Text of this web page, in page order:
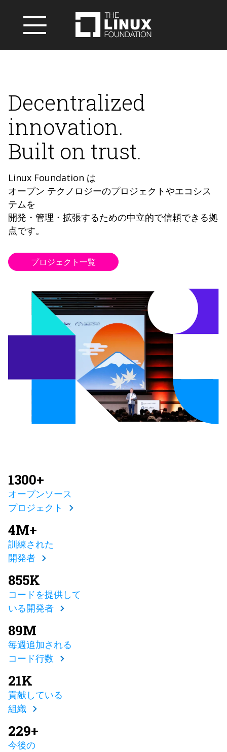
Decentralized
innovation.
Built on trust.
Linux Foundation は
オープン テクノロジーのプロジェクトやエコシス
テムを
開発・管理・拡張するための中立的で信頼できる拠
点です。
プロジェクト一覧
1300+
オープンソース
プロジェクト
4M+
訓練された
開発者
855K
コードを提供して
いる開発者
89M
毎週追加される
コード行数
21K
貢献している
組織
229+
今後の